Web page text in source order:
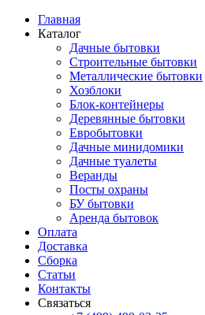
Главная
Каталог
Дачные бытовки
Строительные бытовки
Металлические бытовки
Хозблоки
Блок-контейнеры
Деревянные бытовки
Евробытовки
Дачные минидомики
Дачные туалеты
Веранды
Посты охраны
БУ бытовки
Аренда бытовок
Оплата
Доставка
Сборка
Статьи
Контакты
Связаться